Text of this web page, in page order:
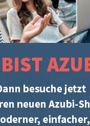
u.
Teil 2
u.
Teil 2